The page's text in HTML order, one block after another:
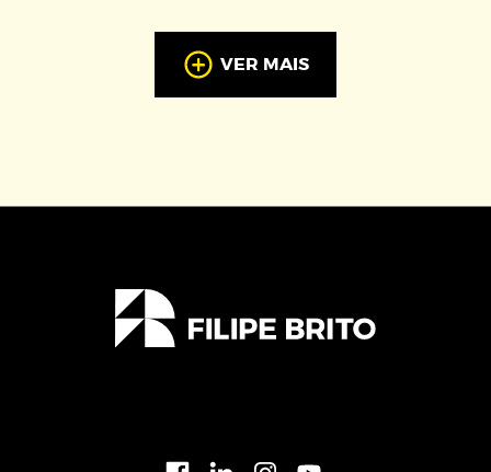
VER MAIS